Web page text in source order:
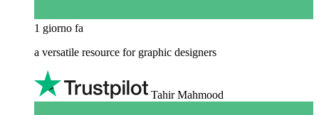
1 giorno fa
a versatile resource for graphic designers
Tahir Mahmood